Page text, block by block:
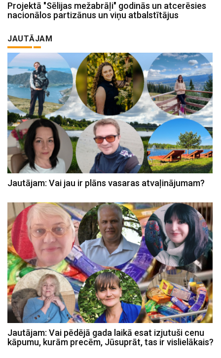
Projektā "Sēlijas mežabrāļi" godinās un atcerēsies
nacionālos partizānus un viņu atbalstītājus
JAUTĀJAM
Jautājam: Vai jau ir plāns vasaras atvaļinājumam?
Jautājam: Vai pēdējā gada laikā esat izjutuši cenu
kāpumu, kurām precēm, Jūsuprāt, tas ir vislielākais?